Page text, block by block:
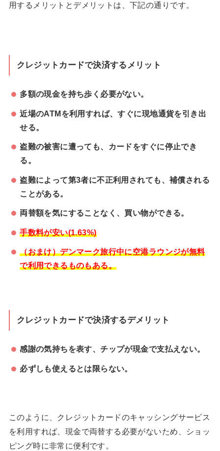
用するメリットとデメリットは、下記の通りです。
クレジットカードで決済するメリット
多額の現金を持ち歩く必要がない。
近場のATMを利用すれば、すぐに現地通貨を引き出
せる。
盗難の被害に遭っても、カードをすぐに停止でき
る。
盗難によって第3者に不正利用されても、補償される
ことがある。
両替額を気にすることなく、買い物ができる。
手数料が安い(1.63%)
（おまけ）デンマーク旅行中に空港ラウンジが無料
で利用できるものもある。
クレジットカードで決済するデメリット
感謝の気持ちを表す、チップが現金で支払えない。
必ずしも使えるとは限らない。
このように、クレジットカードのキャッシングサービス
を利用すれば、現金で両替する必要がないため、ショッ
ピング時に非常に便利です。